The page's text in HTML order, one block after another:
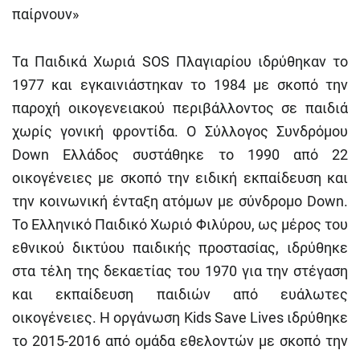
παίρνουν»
Τα Παιδικά Χωριά SOS Πλαγιαρίου ιδρύθηκαν το
1977 και εγκαινιάστηκαν το 1984 με σκοπό την
παροχή οικογενειακού περιβάλλοντος σε παιδιά
χωρίς γονική φροντίδα. Ο Σύλλογος Συνδρόμου
Down Ελλάδος συστάθηκε το 1990 από 22
οικογένειες με σκοπό την ειδική εκπαίδευση και
την κοινωνική ένταξη ατόμων με σύνδρομο Down.
Το Ελληνικό Παιδικό Χωριό Φιλύρου, ως μέρος του
εθνικού δικτύου παιδικής προστασίας, ιδρύθηκε
στα τέλη της δεκαετίας του 1970 για την στέγαση
και εκπαίδευση παιδιών από ευάλωτες
οικογένειες. Η οργάνωση Kids Save Lives ιδρύθηκε
το 2015-2016 από ομάδα εθελοντών με σκοπό την